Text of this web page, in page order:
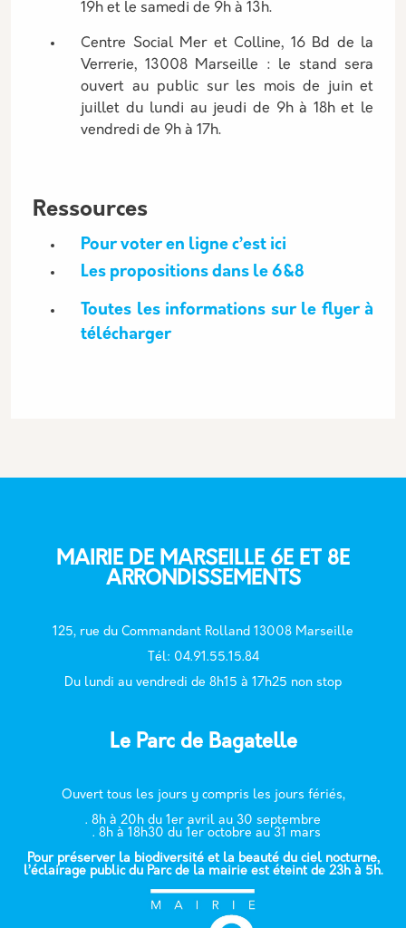
19h et le samedi de 9h à 13h.
Centre Social Mer et Colline, 16 Bd de la
Verrerie, 13008 Marseille : le stand sera
ouvert au public sur les mois de juin et
juillet du lundi au jeudi de 9h à 18h et le
vendredi de 9h à 17h.
Ressources
Pour voter en ligne c’est ici
Les propositions dans le 6&8
Toutes les informations sur le flyer à
télécharger
MAIRIE DE MARSEILLE 6E ET 8E
ARRONDISSEMENTS
125, rue du Commandant Rolland 13008 Marseille
T él: 04.91.55.15.84
Du lundi au vendredi de 8h15 à 17h25 non stop
Le Parc de Bagatelle
Ouvert tous les jours y compris les jours fériés,
. 8h à 20h du 1er avril au 30 septembre
. 8h à 18h30 du 1er octobre au 31 mars
Pour préserver la biodiversité et la beauté du ciel nocturne,
l’éclairage public du Parc de la mairie est éteint de 23h à 5h.